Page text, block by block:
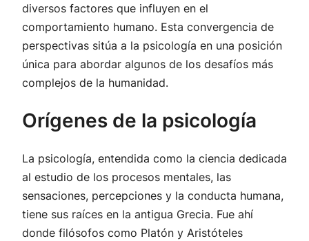
diversos factores que influyen en el
comportamiento humano. Esta convergencia de
perspectivas sitúa a la psicología en una posición
única para abordar algunos de los desafíos más
complejos de la humanidad.
Orígenes de la psicología
La psicología, entendida como la ciencia dedicada
al estudio de los procesos mentales, las
sensaciones, percepciones y la conducta humana,
tiene sus raíces en la antigua Grecia. Fue ahí
donde filósofos como Platón y Aristóteles